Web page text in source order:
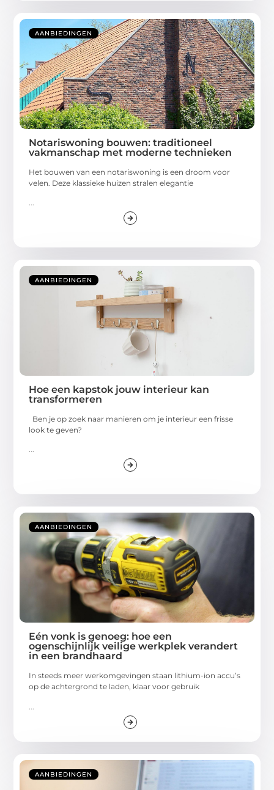
AANBIEDINGEN
Notariswoning bouwen: traditioneel
vakmanschap met moderne technieken
Het bouwen van een notariswoning is een droom voor
velen. Deze klassieke huizen stralen elegantie
AANBIEDINGEN
Hoe een kapstok jouw interieur kan
transformeren
Ben je op zoek naar manieren om je interieur een frisse
look te geven?
...
AANBIEDINGEN
Eén vonk is genoeg: hoe een
ogenschijnlijk veilige werkplek verandert
in een brandhaard
In steeds meer werkomgevingen staan lithium-ion accu’s
op de achtergrond te laden, klaar voor gebruik
AANBIEDINGEN